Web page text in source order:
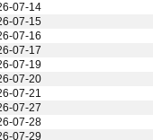
07-14
07-15
07-16
07-17
07-19
07-20
07-21
07-27
07-28
07-29